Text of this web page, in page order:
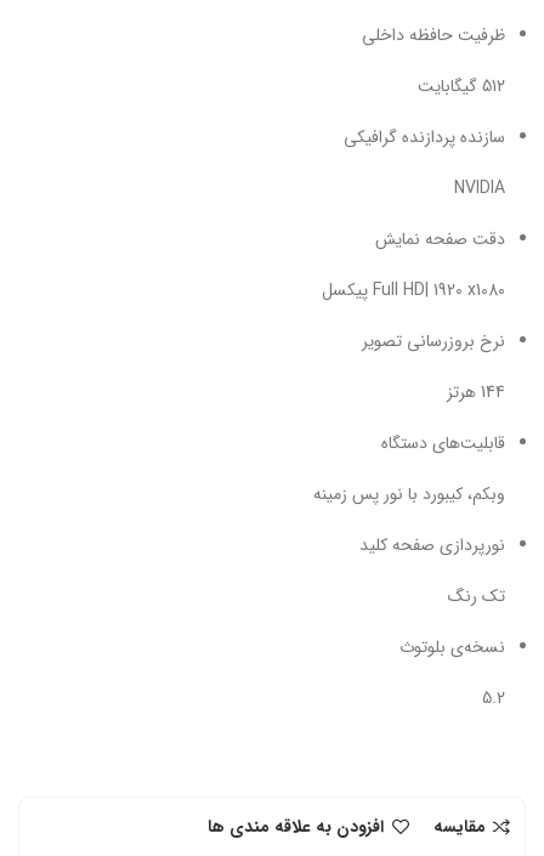
ظرفیت حافظه داخلی
512 گیگابایت
سازنده پردازنده گرافیکی
NVIDIA
دقت صفحه نمایش
Full HD| 1920 x1080 پیکسل
نرخ بروزرسانی تصویر
144 هرتز
قابلیت‌های دستگاه
وبکم، کیبورد با نور پس زمینه
نورپردازی صفحه کلید
تک رنگ
نسخه‌ی بلوتوث
5.2
مقایسه
افزودن به علاقه مندی ها